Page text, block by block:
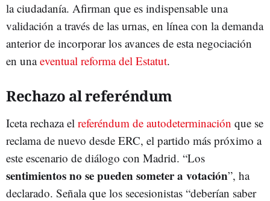
la ciudadanía. Afirman que es indispensable una
validación a través de las urnas, en línea con la demanda
anterior de incorporar los avances de esta negociación
en unaeventual reforma del Estatut.
Rechazo al referéndum
Iceta rechaza el referéndum de autodeterminación que se
reclama de nuevo desde ERC, el partido más próximo a
este escenario de diálogo con Madrid. “Los
sentimientos no se pueden someter a votación”, ha
declarado. Señala que los secesionistas “deberían saber